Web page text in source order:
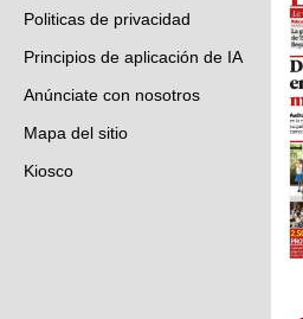
Politicas de privacidad
Principios de aplicación de IA
Anúnciate con nosotros
Mapa del sitio
Kiosco